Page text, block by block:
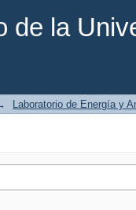
de la
Laboratorio de Energía y